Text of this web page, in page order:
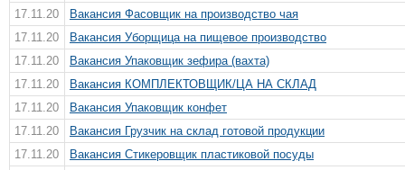
17.11.20
Вакансия Фасовщик на производство чая
17.11.20
Вакансия Уборщица на пищевое производство
17.11.20
Вакансия Упаковщик зефира (вахта)
17.11.20
Вакансия КОМПЛЕКТОВЩИК/ЦА НА СКЛАД
17.11.20
Вакансия Упаковщик конфет
17.11.20
Вакансия Грузчик на склад готовой продукции
17.11.20
Вакансия Стикеровщик пластиковой посуды